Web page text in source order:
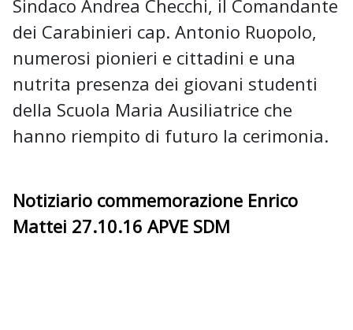
Sindaco Andrea Checchi, il Comandante
dei Carabinieri cap. Antonio Ruopolo,
numerosi pionieri e cittadini e una
nutrita presenza dei giovani studenti
della Scuola Maria Ausiliatrice che
hanno riempito di futuro la cerimonia.
Notiziario commemorazione Enrico
Mattei 27.10.16 APVE SDM